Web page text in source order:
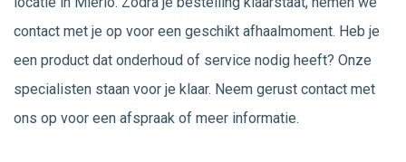
contact met je op voor een geschikt afhaalmoment. Heb je
een product dat onderhoud of service nodig heeft? Onze
specialisten staan voor je klaar. Neem gerust contact met
ons op voor een afspraak of meer informatie.